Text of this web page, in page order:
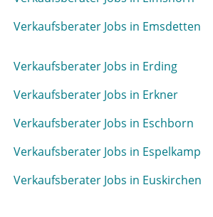
Verkaufsberater Jobs in Emsdetten
Verkaufsberater Jobs in Erding
Verkaufsberater Jobs in Erkner
Verkaufsberater Jobs in Eschborn
Verkaufsberater Jobs in Espelkamp
Verkaufsberater Jobs in Euskirchen